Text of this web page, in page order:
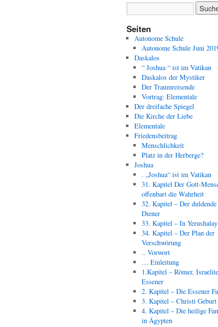
Seiten
Autonome Schule
Autonome Schule Juni
Daskalos
“ Joshua “ ist im Vatikan
Daskalos der Mystiker
Der Traumreisende
Vortrag: Elementale
Der dreifache Spiegel
Die Kirche der Liebe
Elementale
Friedensbeitrag
Menschlichkeit
Platz in der Herberge?
Joshua
. „Joshua“ ist im Vatikan
31. Kapitel Der Gott-
offenbart die Wahrheit
32. Kapitel – Der duldende
Diener
33. Kapitel – In
34. Kapitel – Der Plan der
Verschwörung
.. Vorwort
… Einleitung
1.Kapitel – Römer,
Essener
2. Kapitel – Die Essener
3. Kapitel – Christi Geburt
4. Kapitel – Die heilige
in Ägypten